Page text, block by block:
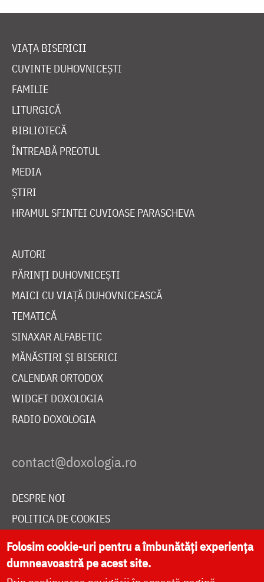
VIAȚA BISERICII
CUVINTE DUHOVNICEȘTI
FAMILIE
LITURGICĂ
BIBLIOTECĂ
ÎNTREABĂ PREOTUL
MEDIA
ȘTIRI
HRAMUL SFINTEI CUVIOASE PARASCHEVA
AUTORI
PĂRINȚI DUHOVNICEȘTI
MAICI CU VIAȚĂ DUHOVNICEASCĂ
TEMATICĂ
SINAXAR ALFABETIC
MĂNĂSTIRI ȘI BISERICI
CALENDAR ORTODOX
WIDGET DOXOLOGIA
RADIO DOXOLOGIA
DESPRE NOI
POLITICA DE COOKIES
DONEAZĂ ONLINE PENTRU CATEDRALA NAȚIONALĂ
Folosim cookie-uri pentru a îmbunătăți experiența
dumneavoastră pe acest site.